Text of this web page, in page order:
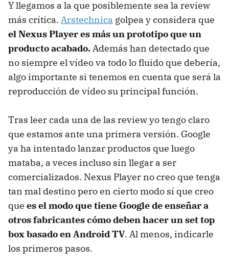
Y llegamos a la que posiblemente sea la review
más crítica. Arstechnica golpea y considera que
el Nexus Player es más un prototipo que un
producto acabado.Además han detectado que
no siempre el vídeo va todo lo fluido que debería,
algo importante si tenemos en cuenta que será la
reproducción de vídeo su principal función.
Tras leer cada una de las review yo tengo claro
que estamos ante una primera versión. Google
ya ha intentado lanzar productos que luego
mataba, a veces incluso sin llegar a ser
comercializados. Nexus Player no creo que tenga
tan mal destino pero en cierto modo sí que creo
que es el modo que tiene Google de enseñar a
otros fabricantes cómo deben hacer un set top
box basado en Android TV. Al menos, indicarle
los primeros pasos.